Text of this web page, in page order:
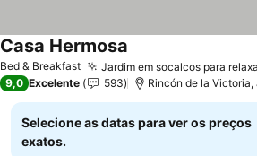
Bed & Breakfast Jardim em socalcos para
Casa Hermosa
9,0 Excelente 593 Rincón de la Victoria,
Selecione as datas para ver os preços
exatos.